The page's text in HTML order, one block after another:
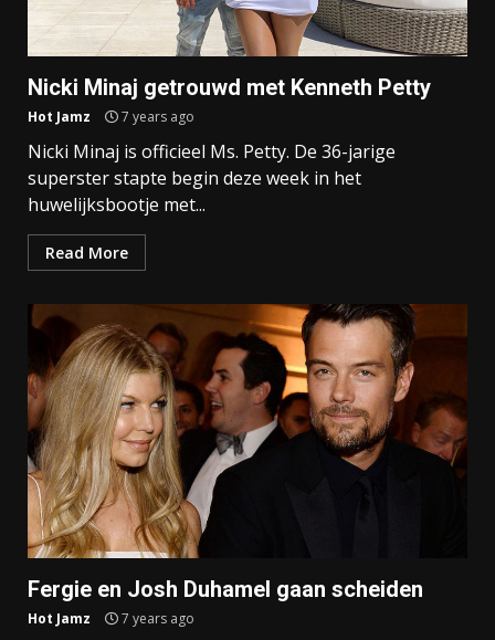
Nicki Minaj getrouwd met Kenneth Petty
Hot Jamz 7 years ago
Nicki Minaj is officieel Ms. Petty. De 36-jarige
superster stapte begin deze week in het
huwelijksbootje met...
Read More
Fergie en Josh Duhamel gaan scheiden
Hot Jamz 7 years ago